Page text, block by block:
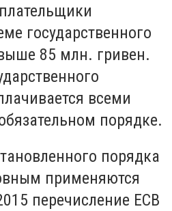
государственного
85 млн. гривен.
всеми
порядке.
порядка
применяются
перечисление ЕСВ